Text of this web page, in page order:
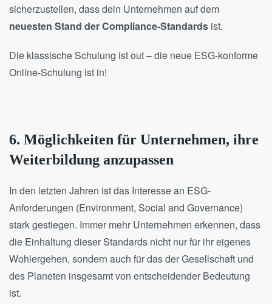
sicherzustellen, dass dein Unternehmen auf dem
neuesten Stand der Compliance-Standards ist.
Die klassische Schulung ist out – die neue ESG-konforme
Online-Schulung ist in!
6. Möglichkeiten für Unternehmen, ihre
Weiterbildung anzupassen
In den letzten Jahren ist das Interesse an ESG-
Anforderungen (Environment, Social and Governance)
stark gestiegen. Immer mehr Unternehmen erkennen, dass
die Einhaltung dieser Standards nicht nur für ihr eigenes
Wohlergehen, sondern auch für das der Gesellschaft und
des Planeten insgesamt von entscheidender Bedeutung
ist.